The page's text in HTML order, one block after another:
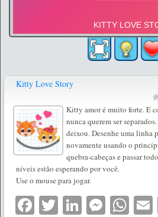
Kitty Love Story
Kitty amor é muito forte. E
nunca querem ser
deixou. Desenhe uma linha
novamente usando o
quebra-cabeças e passar
níveis estão esperando por você.
Use o mouse para jogar.
Facebook
TwitterLinkedIn